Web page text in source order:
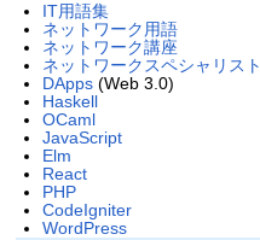
IT用語集
ネットワーク用語
ネットワーク講座
ネットワークスペシャリスト
DApps(Web 3.0)
Haskell
OCaml
JavaScript
Elm
React
PHP
CodeIgniter
WordPress